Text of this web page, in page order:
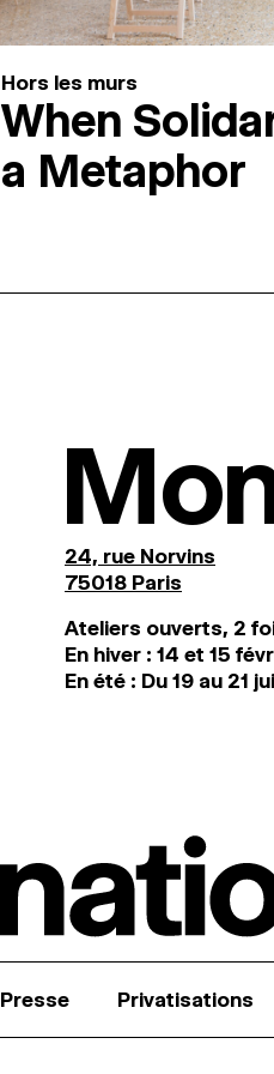
Hors les murs
When
a Metaphor
24, rue Norvins
75018 Paris
Ateliers ouverts, 2
En hiver : 14 et 15
En été : Du 19 au 21
Presse Privatisations